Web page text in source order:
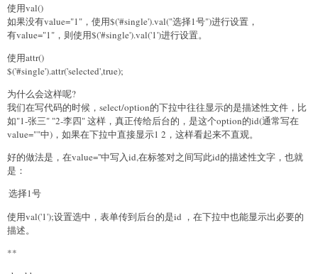
使用val()
如果没有value="1"，使用$('#single').val("选择1号")进行设置，
有value="1"，则使用$('#single').val('1')进行设置。
使用attr()
$('#single').attr('selected',true);
为什么会这样呢?
我们在写代码的时候，select/option的下拉中往往显示的是描述性文件，比
如"1-张三" "2-李四" 这样，真正传给后台的，是这个option的id(通常写在
value=""中)，如果在下拉中直接显示1 2，这样看起来不直观。
好的做法是，在value=''中写入id,在标签对之间写此id的描述性文字，也就
是：
使用val('1');设置选中，表单传到后台的是id ，在下拉中也能显示出必要的
描述。
**